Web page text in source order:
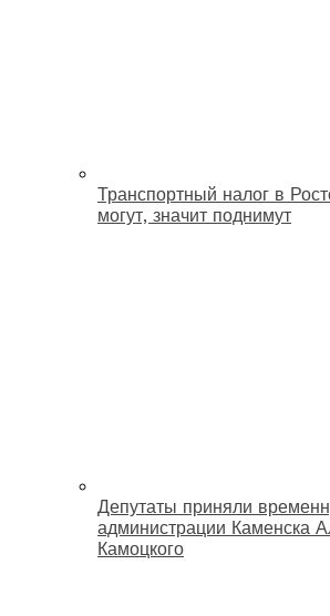
Транспортный налог в
могут, значит поднимут
Депутаты приняли
администрации Каменска
Камоцкого